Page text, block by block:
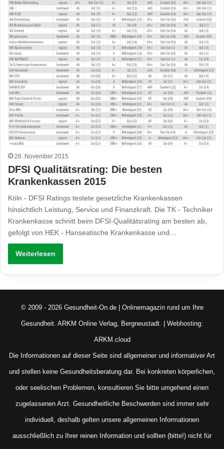
26. November 2015
DFSI Qualitätsrating: Die besten
Krankenkassen 2015
Köln - DFSI Ratings testete gesetzliche Krankenkassen
hinsichtlich Leistung, Service und Finanzkraft. Die TK - Techniker
Krankenkasse schnitt beim DFSI-Qualitätsrating am besten ab,
gefolgt von HEK - Hanseatische Krankenkasse und…
Weiterlesen
© 2009 - 2026 Gesundheit-On.de | Onlinemagazin rund um Ihre
Gesundheit. ARKM Online Verlag, Bergneustadt. | Webhosting:
ARKM.cloud
Die Informationen auf dieser Seite sind allgemeiner und informativer Art
und stellen keine Gesundheitsberatung dar. Bei konkreten körperlichen,
oder seelischen Problemen, konsultieren Sie bitte umgehend einen
zugelassenen Arzt. Gesundheitliche Beschwerden sind immer sehr
individuell, deshalb gelten unsere allgemeinen Informationen
ausschließlich zu Ihrer reinen Information und sollten (bitte!) nicht für